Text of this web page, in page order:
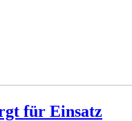
für Einsatz